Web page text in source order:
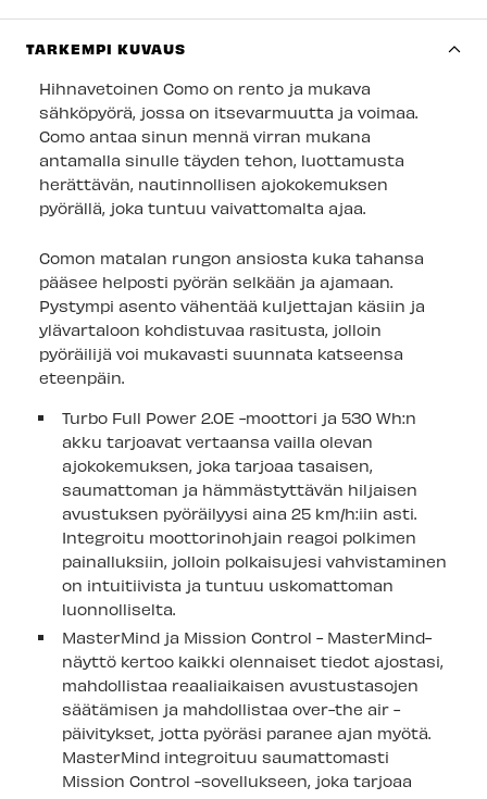
Huom! Kaikki 'saatavilla' merkityt pyörät eivät ole
valmiiksi kasattuja, ja voivat olla myymälän
varastossa – tällöin ne eivät ole koeajettavissa
välittömästi.
TARKEMPI KUVAUS
Hihnavetoinen Como on rento ja mukava
sähköpyörä, jossa on itsevarmuutta ja voimaa.
Como antaa sinun mennä virran mukana
antamalla sinulle täyden tehon, luottamusta
herättävän, nautinnollisen ajokokemuksen
pyörällä, joka tuntuu vaivattomalta ajaa.
Comon matalan rungon ansiosta kuka tahansa
pääsee helposti pyörän selkään ja ajamaan.
Pystympi asento vähentää kuljettajan käsiin ja
ylävartaloon kohdistuvaa rasitusta, jolloin
pyöräilijä voi mukavasti suunnata katseensa
eteenpäin.
Turbo Full Power 2.0E -moottori ja 530 Wh:n
akku tarjoavat vertaansa vailla olevan
ajokokemuksen, joka tarjoaa tasaisen,
saumattoman ja hämmästyttävän hiljaisen
avustuksen pyöräilyysi aina 25 km/h:iin asti.
Integroitu moottorinohjain reagoi polkimen
painalluksiin, jolloin polkaisujesi vahvistaminen
on intuitiivista ja tuntuu uskomattoman
luonnolliselta.
MasterMind ja Mission Control - MasterMind-
näyttö kertoo kaikki olennaiset tiedot ajostasi,
mahdollistaa reaaliaikaisen avustustasojen
säätämisen ja mahdollistaa over-the air -
päivitykset, jotta pyöräsi paranee ajan myötä.
MasterMind integroituu saumattomasti
Mission Control -sovellukseen, joka tarjoaa